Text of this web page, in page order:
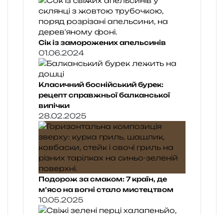
Сік із заморожених апельсинів
01.06.2024
Класичний боснійський бурек:
рецепт справжньої балканської
випічки
28.02.2025
Подорож за смаком: 7 країн, де
м’ясо на вогні стало мистецтвом
10.05.2025